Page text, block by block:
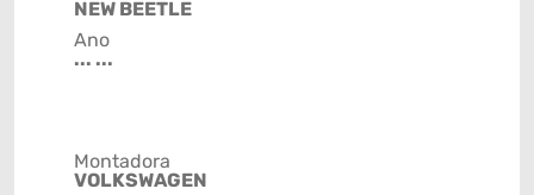
NEW BEETLE
Ano
... ...
Montadora
VOLKSWAGEN